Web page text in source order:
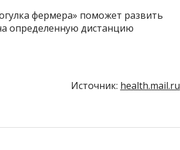
фермера» поможет развить
определенную дистанцию
Источник: health.mail.ru